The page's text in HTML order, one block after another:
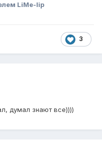
LiMe-lip
3
думал знают все))))